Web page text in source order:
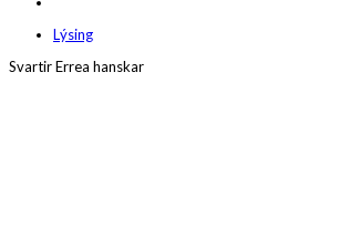
Lýsing
Svartir Errea hanskar